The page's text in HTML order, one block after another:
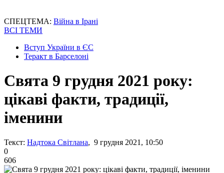
СПЕЦТЕМА: Війна в Ірані
ВСІ ТЕМИ
Вступ України в ЄС
Теракт в Барселоні
Свята 9 грудня 2021 року:
цікаві факти, традиції,
іменини
Текст: Надтока Світлана, 9 грудня 2021, 10:50
0
606